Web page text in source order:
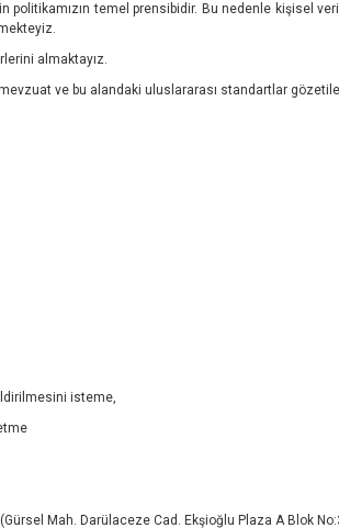
temel prensibidir. Bu nedenle kişisel
almaktayız.
ve bu alandaki uluslararası standartlar
isteme,
Mah. Darülaceze Cad. Ekşioğlu Plaza A Blok